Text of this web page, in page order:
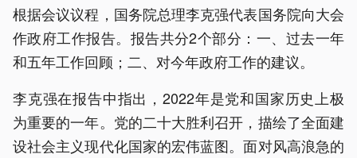
根据会议议程，国务院总理李克强代表国务院向大会
作政府工作报告。报告共分2个部分：一、过去一年
和五年工作回顾；二、对今年政府工作的建议。
李克强在报告中指出，2022年是党和国家历史上极
为重要的一年。党的二十大胜利召开，描绘了全面建
设社会主义现代化国家的宏伟蓝图。面对风高浪急的